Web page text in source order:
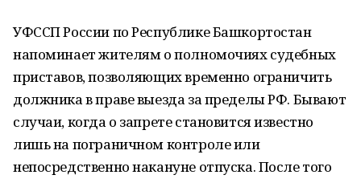
УФССП России по Республике Башкортостан
напоминает жителям о полномочиях судебных
приставов, позволяющих временно ограничить
должника в праве выезда за пределы РФ. Бывают
случаи, когда о запрете становится известно
лишь на пограничном контроле или
непосредственно накануне отпуска. После того